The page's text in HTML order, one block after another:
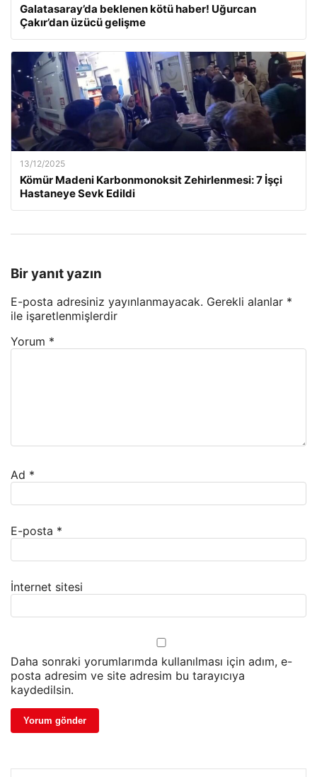
Galatasaray’da beklenen kötü haber! Uğurcan
Çakır’dan üzücü gelişme
13/12/2025
Kömür Madeni Karbonmonoksit Zehirlenmesi: 7 İşçi
Hastaneye Sevk Edildi
Bir yanıt yazın
E-posta adresiniz yayınlanmayacak. Gerekli alanlar *
ile işaretlenmişlerdir
Yorum *
Ad *
E-posta *
İnternet sitesi
Daha sonraki yorumlarımda kullanılması için adım, e-
posta adresim ve site adresim bu tarayıcıya
kaydedilsin.